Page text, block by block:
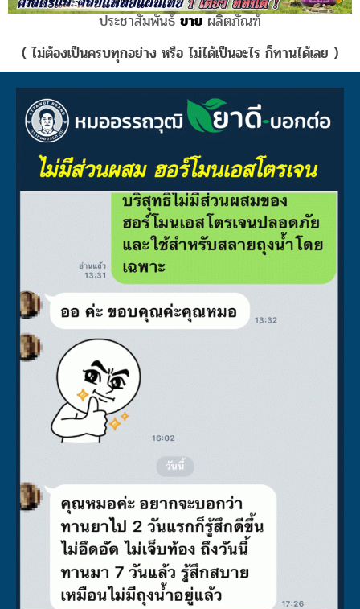
ประชาสัมพันธ์ขายผลิตภัณฑ์
ประชาสัมพันธ์ขาย
( ไม่ต้องเป็นครบทุกอย่าง หรือ ไม่ได้เป็นอะไร ก็ทานได้เลย )